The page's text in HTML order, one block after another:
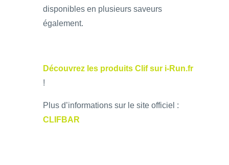
disponibles en plusieurs saveurs
également.
Découvrez les produits Clif sur i-Run.fr
!
Plus d’informations sur le site officiel :
CLIFBAR